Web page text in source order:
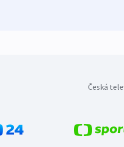
Česká